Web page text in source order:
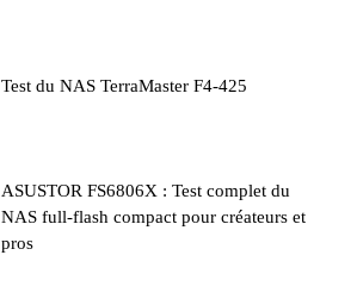
Test du NAS TerraMaster F4-425
ASUSTOR FS6806X : Test complet du
NAS full-flash compact pour créateurs et
pros